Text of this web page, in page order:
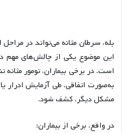
بله، سرطان مثانه می‌تواند در مراحل
این موضوع یکی از چالش‌های مهم
است. در برخی بیماران، تومور مثانه
به‌صورت اتفاقی، طی آزمایش ادرار
مشکل دیگر، کشف شود.
در واقع، برخی از بیماران: